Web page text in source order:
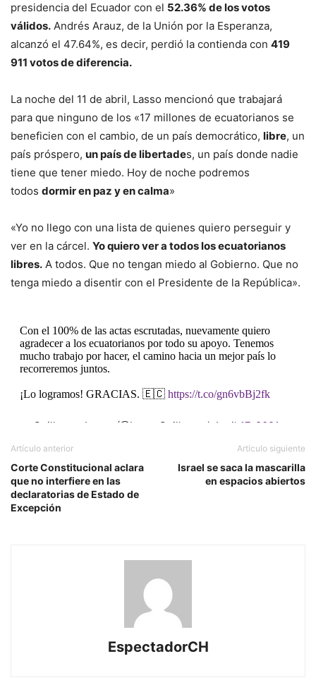
presidencia del Ecuador con el 52.36% de los votos
válidos. Andrés Arauz, de la Unión por la Esperanza,
alcanzó el 47.64%, es decir, perdió la contienda con 419
911 votos de diferencia.
La noche del 11 de abril, Lasso mencionó que trabajará
para que ninguno de los «17 millones de ecuatorianos se
beneficien con el cambio, de un país democrático, libre, un
país próspero, un país de libertades, un país donde nadie
tiene que tener miedo. Hoy de noche podremos
todos dormir en paz y en calma»
«Yo no llego con una lista de quienes quiero perseguir y
ver en la cárcel. Yo quiero ver a todos los ecuatorianos
libres. A todos. Que no tengan miedo al Gobierno. Que no
tenga miedo a disentir con el Presidente de la República».
Con el 100% de las actas escrutadas, nuevamente quiero
agradecer a los ecuatorianos por todo su apoyo. Tenemos
mucho trabajo por hacer, el camino hacia un mejor país lo
recorreremos juntos.
¡Lo logramos! GRACIAS. 🇪🇨 https://t.co/gn6vbBj2fk
— Guillermo Lasso (@LassoGuillermo) April 17, 2021
Artículo anterior
Corte Constitucional aclara
que no interfiere en las
declaratorias de Estado de
Excepción
Artículo siguiente
Israel se saca la mascarilla
en espacios abiertos
EspectadorCH